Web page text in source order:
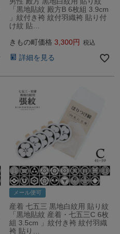
「黒地貼紋 殿方B 6枚組 3.9cm
」紋付き袴 紋付羽織袴 貼り付
け紋 貼…
きもの町価格 3,300 税込
詳細を見る
メール便可
産着 七五三 黒地白紋用 貼り紋
「黒地貼紋 産着・七五三C 6枚
組 3.5cm 」紋付き袴 紋付羽織
袴 貼り…